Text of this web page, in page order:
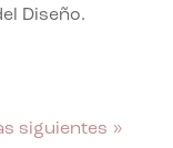
Diseño.
siguientes »